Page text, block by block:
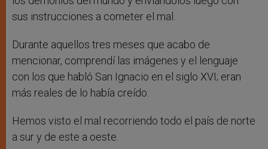
sus instrucciones a cometer el mal.
Durante aquellos tres meses que acabo de
mencionar, comprendí las imágenes y el lenguaje
con los que habló San Ignacio en el siglo XVI; eran
más reales de lo había creído.
Hemos visto el mal recorriendo todo el país de norte
a sur y de este a oeste.